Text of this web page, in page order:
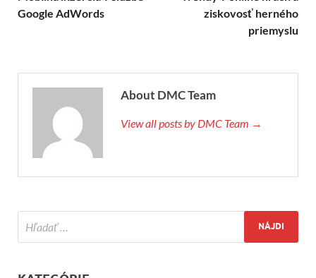
Google AdWords
ziskovosť herného
priemyslu
About DMC Team
View all posts by DMC Team →